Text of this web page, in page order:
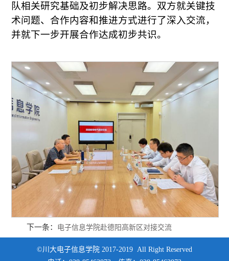
队相关研究基础及初步解决思路。双方就关键技
术问题、合作内容和推进方式进行了深入交流，
并就下一步开展合作达成初步共识。
下一条： 电子信息学院赴德阳高新区对接交流
©川大电子信息学院 2017-2019 All Right Reserved